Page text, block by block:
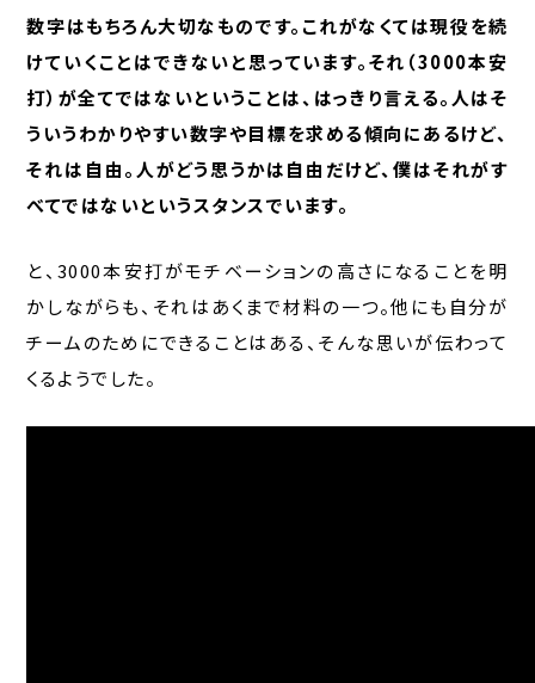
数字はもちろん大切なものです。これがなくては現役を続
けていくことはできないと思っています。それ（3000本安
打）が全てではないということは、はっきり言える。人はそ
ういうわかりやすい数字や目標を求める傾向にあるけど、
それは自由。人がどう思うかは自由だけど、僕はそれがす
べてではないというスタンスでいます。
と、3000本安打がモチベーションの高さになることを明
かしながらも、それはあくまで材料の一つ。他にも自分が
チームのためにできることはある、そんな思いが伝わって
くるようでした。